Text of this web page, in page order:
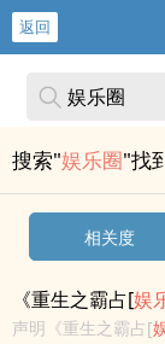
返回
搜索"娱乐圈"找
相关度
《重生之霸占[娱
声明《重生之霸占[